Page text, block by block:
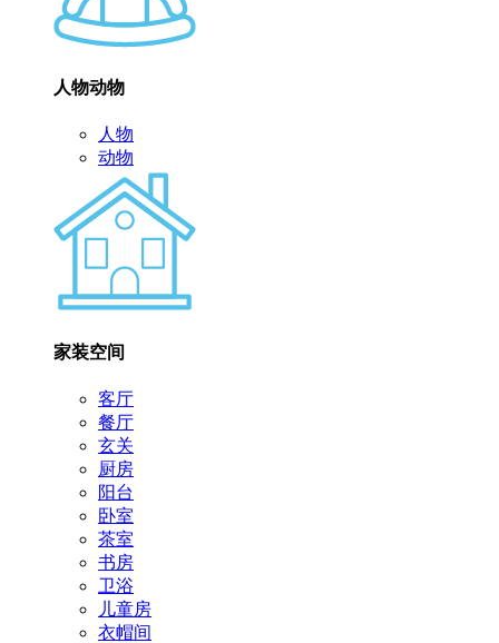
人物动物
人物
动物
家装空间
客厅
餐厅
玄关
厨房
阳台
卧室
茶室
书房
卫浴
儿童房
衣帽间